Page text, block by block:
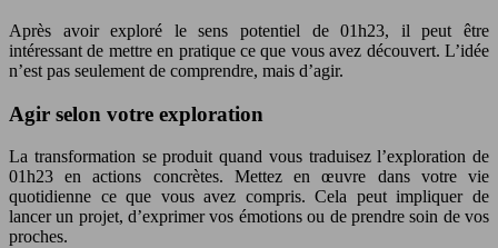
Après avoir exploré le sens potentiel de 01h23, il peut être
intéressant de mettre en pratique ce que vous avez découvert. L’idée
n’est pas seulement de comprendre, mais d’agir.
Agir selon votre exploration
La transformation se produit quand vous traduisez l’exploration de
01h23 en actions concrètes. Mettez en œuvre dans votre vie
quotidienne ce que vous avez compris. Cela peut impliquer de
lancer un projet, d’exprimer vos émotions ou de prendre soin de vos
proches.